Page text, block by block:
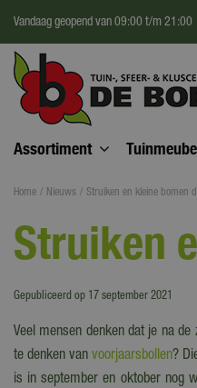
content
Home Nieuws Struiken en kleine bomen
Vandaag geopend van 09:00 t/m 21:00
Assortiment
Struiken
Gepubliceerd op 17 september 2021
Veel mensen denken dat je na
te denken vanvoorjaarsbollen?
is in september en oktober nog